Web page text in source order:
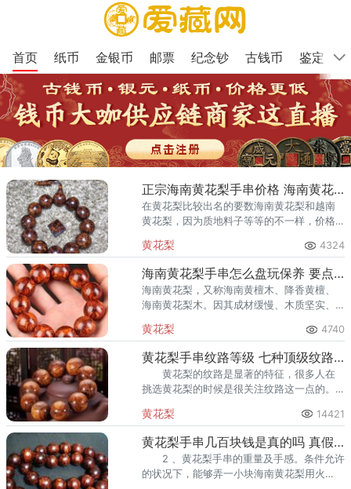
首页 纸币 金银币 邮票 纪念钞 古钱币 鉴定
正宗海南黄花梨手串价格 海南黄花梨多少钱
在黄花梨比较出名的要数海南黄花梨和越南
黄花梨，因为质地料子等等的不一样，价格
中的顶级品种，它的价值很高，下面我们一
起来看看海南黄花梨的价格。海
黄花梨 4324
海南黄花梨手串怎么盘玩保养 要点分享
海南黄花梨，又称海南黄檀木、降香黄檀、
海南黄花梨木。因其成材缓慢、木质坚实、
一级保护植物。海黄手串由于它的油性好，
所以天然也会形成一种包浆。
黄花梨 4740
黄花梨手串纹路等级 七种顶级纹路介绍
黄花梨的纹路是显著的特征，很多人在
挑选黄花梨的时候是很关注纹路这一点的。
是有多种的，不同纹路会有不同的特点。
黄花梨 14421
黄花梨手串几百块钱是真的吗 真假鉴定知识
2 、黄花梨手串的重量及手感。条件允许
的状况下，能够弄一小块海南黄花梨用火